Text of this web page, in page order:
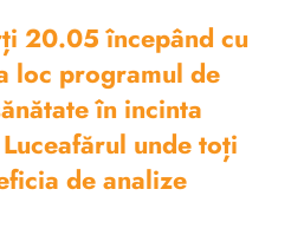
20.05 începând cu
loc programul de
în incinta
unde toți
de analize